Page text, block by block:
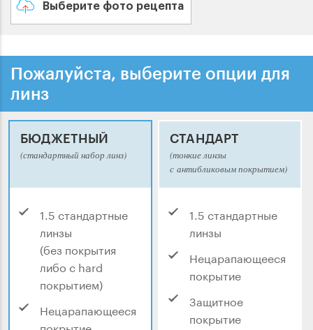
Выберите фото рецепта
Пожалуйста, выберите опции для
линз
БЮДЖЕТНЫЙ
(стандартный набор линз)
1.5 стандартные
линзы
(без покрытия
либо с hard
покрытием)
Нецарапающееся
СТАНДАРТ
(тонкие линзы
с антибликовым покрытием)
1.5 стандартные
линзы
Нецарапающееся
покрытие
Защитное
покрытие